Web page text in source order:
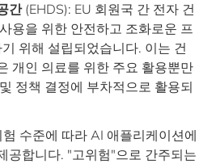
간(EHDS): EU 회원국 간 전자 건
용을 위한 안전하고 조화로운 프
위해 설립되었습니다. 이는 건
개인 의료를 위한 주요 활용뿐만
정책 결정에 부차적으로 활용되
수준에 따라 AI 애플리케이션에
공합니다. "고위험"으로 간주되는